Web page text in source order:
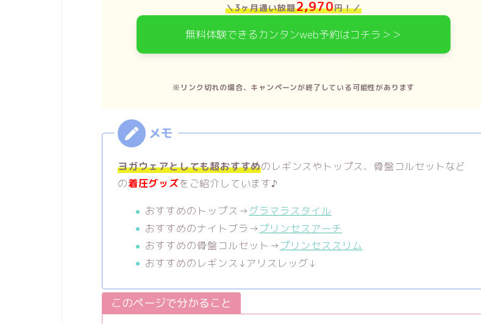
＼3ヶ月通い放題2,970円！／
無料体験できるカンタンweb予約はコチラ＞＞
※リンク切れの場合、キャンペーンが終了している可能性があります
ヨガウェアとしても超おすすめのレギンスやトップス、骨盤コルセットなど
の着圧グッズをご紹介しています♪
おすすめのトップス→ グラマラスタイル
おすすめのナイトブラ→ プリンセスアーチ
おすすめの骨盤コルセット→ プリンセススリム
おすすめのレギンス↓アリスレッグ↓
このページで分かること